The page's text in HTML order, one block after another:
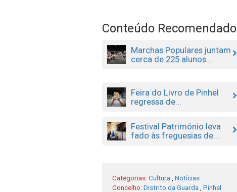
Conteúdo Recomendado
Marchas Populares juntam
cerca de 225 alunos...
Feira do Livro de Pinhel
regressa de...
Festival Património leva
fado às freguesias de...
Categorias: Cultura
Notícias
Concelho: Distrito da Guarda
Pinhel